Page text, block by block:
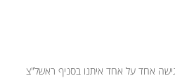
אחד על אחד איתנו בסניף ראשל"צ